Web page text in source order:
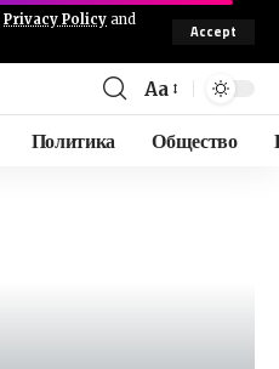
Privacy Policy and
Accept
Aa
Политика Общество